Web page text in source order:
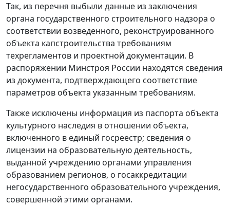
Так, из перечня выбыли данные из заключения
органа государственного строительного надзора о
соответствии возведенного, реконструированного
объекта капстроительства требованиям
техрегламентов и проектной документации. В
распоряжении Минстроя России находятся сведения
из документа, подтверждающего соответствие
параметров объекта указанным требованиям.
Также исключены информация из паспорта объекта
культурного наследия в отношении объекта,
включенного в единый госреестр; сведения о
лицензии на образовательную деятельность,
выданной учреждению органами управления
образованием регионов, о госаккредитации
негосударственного образовательного учреждения,
совершенной этими органами.